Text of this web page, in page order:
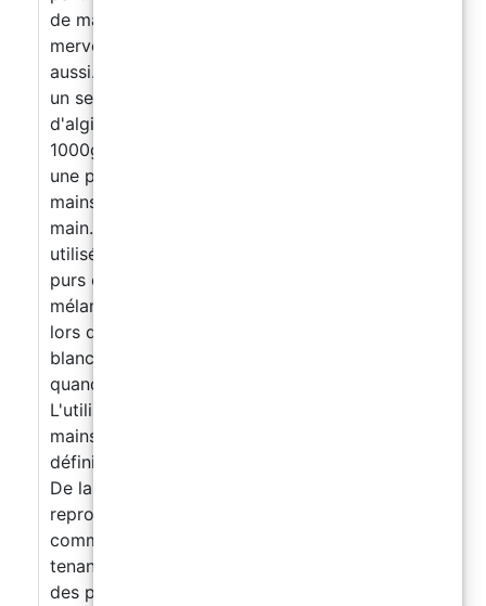
de mains en couple sont une activité
merveilleuse à faire avec la famille et les amis
aussi. Notre magnifique ensemble comprend :
un seau d'empreintes de mains 450g
d'alginate pour les moulages chromatiques
1000g de NatuResin pour moulages à la main
une paire de gants pour ne pas se salir les
mains bâton en bois pour nettoyer le moule à
main. Notre alginate chromatique est celui
utilisé dans les kits dentaires, l'un des plus
purs et des plus précis. Dès que l'alginate sera
mélangé à de l'eau, il aura une couleur rose,
lors de son séchage il changera de couleur en
blanc, vous permettant ainsi de comprendre
quand il est possible de retirer les mains.
L'utilisation de ce matériau permet à nos
mains en Naturesin d'avoir une très haute
définition même pour les plus petits détails.
De la même manière, il est possible de
reproduire chez soi d'autres parties du corps
comme une main ou même deux mains se
tenant, créant de véritables sculptures avec
des poses et des gestes différents.